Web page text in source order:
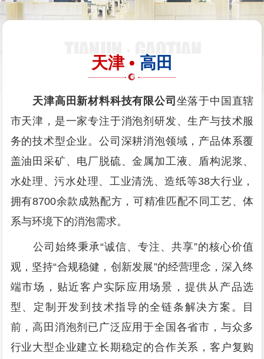
天津 • 高田
天津高田新材料科技有限公司 坐落于中国直辖
市天津，是一家专注于消泡剂研发、生产与技术服
务的技术型企业。公司深耕消泡领域，产品体系覆
盖油田采矿、电厂脱硫、金属加工液、盾构泥浆、
水处理、污水处理、工业清洗、造纸等38大行业，
拥有8700余款成熟配方，可精准匹配不同工艺、体
系与环境下的消泡需求。
公司始终秉承“诚信、专注、共享”的核心价值
观，坚持“合规稳健，创新发展”的经营理念，深入终
端市场，贴近客户实际应用场景，提供从产品选
型、定制开发到技术指导的全链条解决方案。目
前，高田消泡剂已广泛应用于全国各省市，与众多
行业大型企业建立长期稳定的合作关系，客户复购